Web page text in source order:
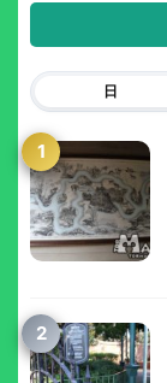
日
1
2